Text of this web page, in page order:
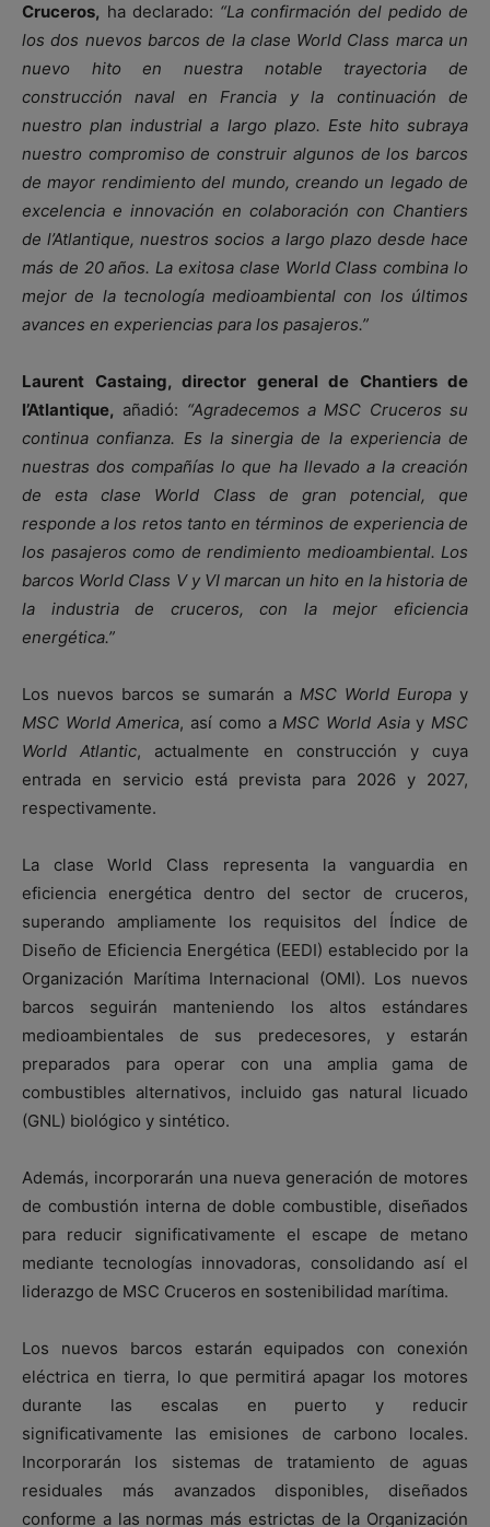
Cruceros, ha declarado: “La confirmación del pedido de
los dos nuevos barcos de la clase World Class marca un
nuevo hito en nuestra notable trayectoria de
construcción naval en Francia y la continuación de
nuestro plan industrial a largo plazo. Este hito subraya
nuestro compromiso de construir algunos de los barcos
de mayor rendimiento del mundo, creando un legado de
excelencia e innovación en colaboración con Chantiers
de l’Atlantique, nuestros socios a largo plazo desde hace
más de 20 años. La exitosa clase World Class combina lo
mejor de la tecnología medioambiental con los últimos
avances en experiencias para los pasajeros.”
Laurent Castaing, director general de Chantiers de
l’Atlantique, añadió: “Agradecemos a MSC Cruceros su
continua confianza. Es la sinergia de la experiencia de
nuestras dos compañías lo que ha llevado a la creación
de esta clase World Class de gran potencial, que
responde a los retos tanto en términos de experiencia de
los pasajeros como de rendimiento medioambiental. Los
barcos World Class V y VI marcan un hito en la historia de
la industria de cruceros, con la mejor eficiencia
energética.”
Los nuevos barcos se sumarán a MSC World Europay
MSC World America, así como aMSC World AsiayMSC
World Atlantic, actualmente en construcción y cuya
entrada en servicio está prevista para 2026 y 2027,
respectivamente.
La clase World Class representa la vanguardia en
eficiencia energética dentro del sector de cruceros,
superando ampliamente los requisitos del Índice de
Diseño de Eficiencia Energética (EEDI) establecido por la
Organización Marítima Internacional (OMI). Los nuevos
barcos seguirán manteniendo los altos estándares
medioambientales de sus predecesores, y estarán
preparados para operar con una amplia gama de
combustibles alternativos, incluido gas natural licuado
(GNL) biológico y sintético.
Además, incorporarán una nueva generación de motores
de combustión interna de doble combustible, diseñados
para reducir significativamente el escape de metano
mediante tecnologías innovadoras, consolidando así el
liderazgo de MSC Cruceros en sostenibilidad marítima.
Los nuevos barcos estarán equipados con conexión
eléctrica en tierra, lo que permitirá apagar los motores
durante las escalas en puerto y reducir
significativamente las emisiones de carbono locales.
Incorporarán los sistemas de tratamiento de aguas
residuales más avanzados disponibles, diseñados
conforme a las normas más estrictas de la Organización